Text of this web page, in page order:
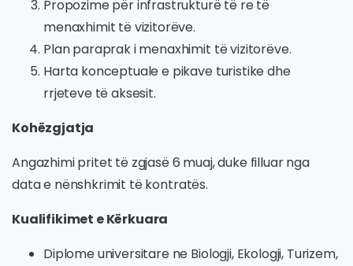
Propozime për infrastrukturë të re të
menaxhimit të vizitorëve.
Plan paraprak i menaxhimit të vizitorëve.
Harta konceptuale e pikave turistike dhe
rrjeteve të aksesit.
Kohëzgjatja
Angazhimi pritet të zgjasë 6 muaj, duke filluar nga
data e nënshkrimit të kontratës.
Kualifikimet e Kërkuara
Diplome universitare ne Biologji, Ekologji, Turizem,